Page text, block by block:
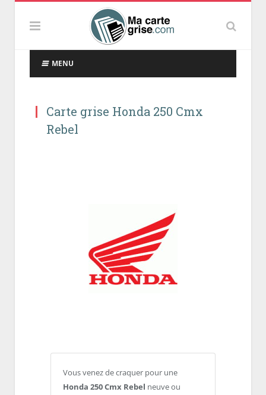
MENU
Carte grise Honda 250 Cmx
Rebel
Vous venez de craquer pour une
Honda 250 Cmx Rebel neuve ou